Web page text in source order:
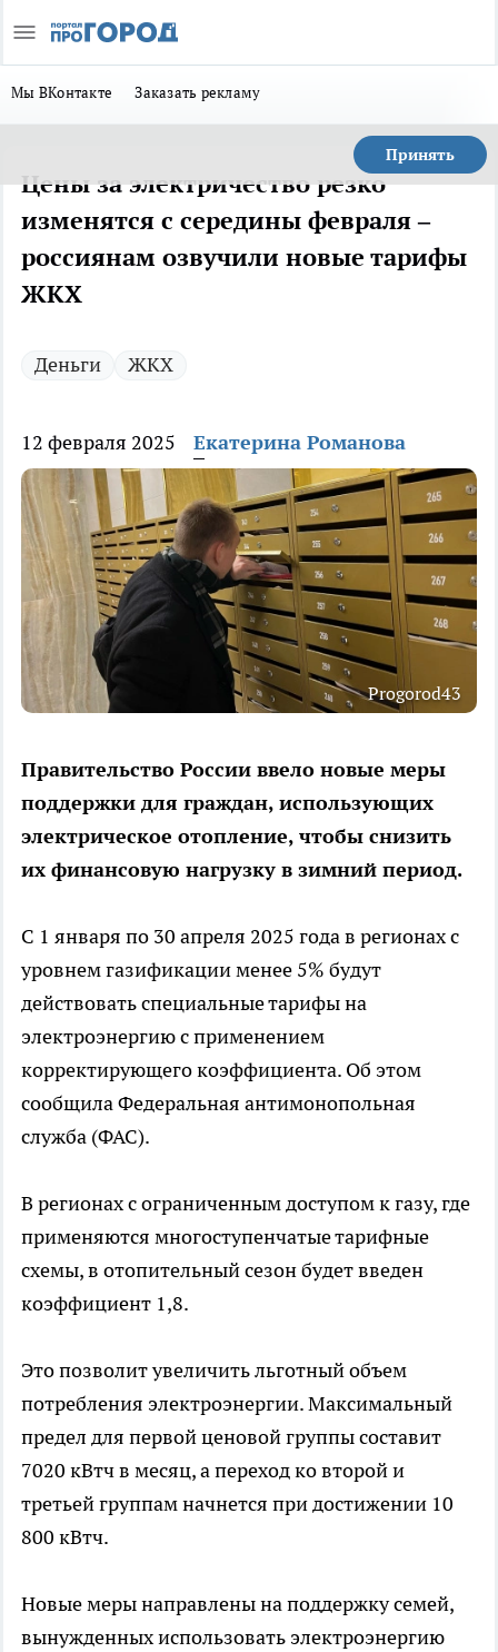
Мы ВКонтакте Заказать рекламу
Принять
Цены за электричество резко
изменятся с середины февраля –
россиянам озвучили новые тарифы
ЖКХ
Деньги ЖКХ
12 февраля 2025 Екатерина Романова
Progorod43
Правительство России ввело новые меры
поддержки для граждан, использующих
электрическое отопление, чтобы снизить
их финансовую нагрузку в зимний период.
С 1 января по 30 апреля 2025 года в регионах с
уровнем газификации менее 5% будут
действовать специальные тарифы на
электроэнергию с применением
корректирующего коэффициента. Об этом
сообщила Федеральная антимонопольная
служба (ФАС).
В регионах с ограниченным доступом к газу, где
применяются многоступенчатые тарифные
схемы, в отопительный сезон будет введен
коэффициент 1,8.
Это позволит увеличить льготный объем
потребления электроэнергии. Максимальный
предел для первой ценовой группы составит
7020 кВтч в месяц, а переход ко второй и
третьей группам начнется при достижении 10
800 кВтч.
Новые меры направлены на поддержку семей,
вынужденных использовать электроэнергию